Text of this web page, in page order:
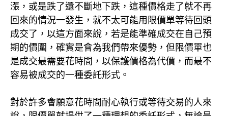
漲，或是跌了還不斷地下跌，這種價格走了就不再
回來的情況一發生，就不太可能用限價單等待回頭
成交了，以這方面來說，若是能準確成交在自己預
期的價圍，確實是會為我們帶來優勢，但限價單也
是成交最需要花時間，以保護價格為代價，而最不
容易被成交的一種委託形式。
對於許多會願意花時間耐心執行或等待交易的人來